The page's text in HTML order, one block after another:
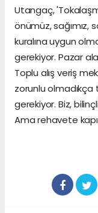
Utangaç,
önümüz, sağımız,
kuralına uygun
gerekiyor. Pazar
Toplu alış veriş
zorunlu olmadıkça
gerekiyor. Biz,
Ama rehavete